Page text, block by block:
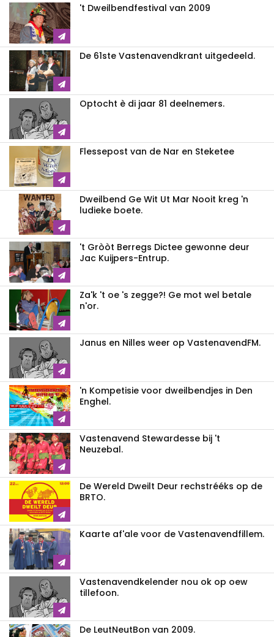
't Dweilbendfestival van 2009
De 61ste Vastenavendkrant uitgedeeld.
Optocht è di jaar 81 deelnemers.
Flessepost van de Nar en Steketee
Dweilbend Ge Wit Ut Mar Nooit kreg 'n
ludieke boete.
't Gròòt Berregs Dictee gewonne deur
Jac Kuijpers-Entrup.
Za'k 't oe 's zegge?! Ge mot wel betale
n'or.
Janus en Nilles weer op VastenavendFM.
'n Kompetisie voor dweilbendjes in Den
Enghel.
Vastenavend Stewardesse bij 't
Neuzebal.
De Wereld Dweilt Deur rechstrééks op de
BRTO.
Kaarte af'ale voor de Vastenavendfillem.
Vastenavendkelender nou ok op oew
tillefoon.
De LeutNeutBon van 2009.